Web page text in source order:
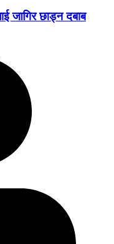
जागिर छाड्न दबाब